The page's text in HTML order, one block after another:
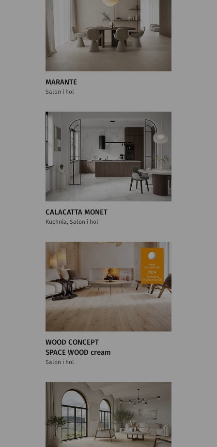
MARANTE
Salon i hol
CALACATTA MONET
Kuchnia, Salon i hol
WOOD CONCEPT
SPACE WOOD cream
Salon i hol